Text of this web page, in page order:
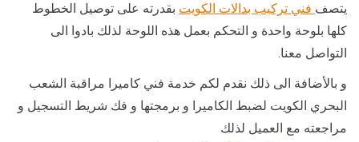
يتصف فني تركيب بدالات الكويت بقدرته على توصيل الخطوط
كلها بلوحة واحدة و التحكم بعمل هذه اللوحة لذلك بادوا الى
التواصل معنا.
و بالأضافة الى ذلك نقدم لكم خدمة فني كاميرا مراقبة الشعب
البحري الكويت لضبط الكاميرا و برمجتها و فك شريط التسجيل و
مراجعته مع العميل لذلك